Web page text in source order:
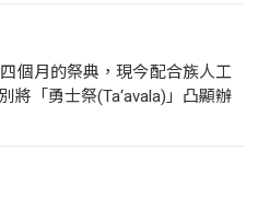
個月的祭典，現今配合族人工
將「勇士祭(Ta‘avala)」凸顯辦